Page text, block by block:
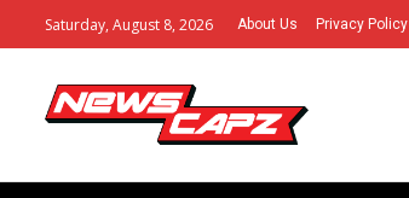
Saturday, August 8, 2026 About Us Privacy Policy